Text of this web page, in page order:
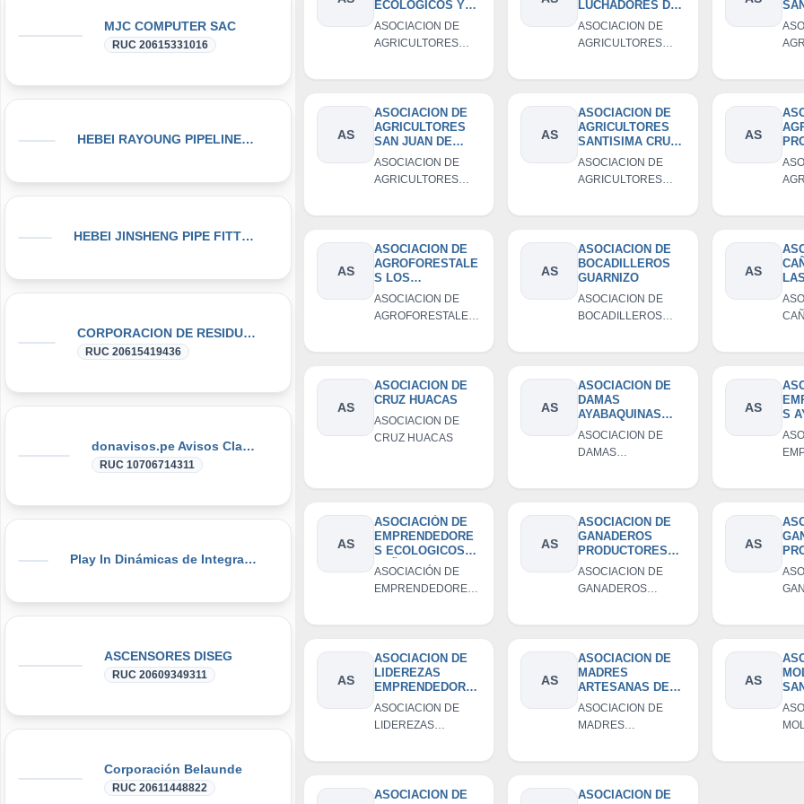
MJC COMPUTER SAC
RUC 20615331016
HEBEI RAYOUNG PIPELINE TECHNOLOGY CO., LTD
HEBEI JINSHENG PIPE FITTING MANUFACTURING CO., LT
CORPORACION DE RESIDUOS SEGOVIA.PERU SAC
RUC 20615419436
donavisos.pe Avisos Clasificados
RUC 10706714311
Play In Dinámicas de Integración, Gymkanas, Eventos Corporativos
ASCENSORES DISEG
RUC 20609349311
Corporación Belaunde
RUC 20611448822
ECOLOGICOS Y
ORGANICOS
FRUTOS DEL
CAMPO
ASOCIACION DE
AGRICULTORES
ORGANICOS
CAMPO
LUCHADORES DE
LANCHIPAMPA
ASOCIACION DE
AGRICULTORES
LANCHIPAMPA
AS
ASOCIACION DE
AGRICULTORES
SAN JUAN DE
MATALACAS
ASOCIACION DE
AGRICULTORES
MATALACAS
AS
ASOCIACION DE
AGRICULTORES
SANTISIMA CRUZ
DE AUL
ASOCIACION DE
AGRICULTORES
DE AUL
AS
DE
AS
ASOCIACION DE
AGROFORESTALE
S LOS
CAMPESINOS DE
PINGOLA
ASOCIACION
ASOCIACION DE
AGROFORESTALES
DE PINGOLA
AGROFOCAP
AS
ASOCIACION DE
BOCADILLEROS
GUARNIZO
ASOCIACION DE
BOCADILLEROS
AS
AS
ASOCIACION DE
CRUZ HUACAS
ASOCIACION DE
CRUZ HUACAS
AS
ASOCIACION DE
DAMAS
AYABAQUINAS
AYUDA A TU
PROJIMO
ASOCIACION DE
DAMAS
AYUDA A TU
AS
S
AS
ASOCIACIÓN DE
EMPRENDEDORE
S ECOLOGICOS
SEÑOR CAUTIVO-
AYABACA
ASOCIACIÓN DE
EMPRENDEDORES
SEÑOR CAUTIVO-
AS
ASOCIACION DE
GANADEROS
PRODUCTORES
DE LECHE
AYABACA
APROLECH
ASOCIACION DE
GANADEROS
LECHE AYABACA
AS
DE
AS
ASOCIACION DE
LIDEREZAS
EMPRENDEDORA
S CATALINA
YATANDA -
SUYUPAMPA -
ASOCIACION DE
LIDEREZAS
CATALINA YATANDA
AYABACA
AS
ASOCIACION DE
MADRES
ARTESANAS DE
YANCHALA
AYPATE
ASOCIACION DE
MADRES
YANCHALA AYPATE
AS
-
ASOCIACION DE
ASOCIACION DE